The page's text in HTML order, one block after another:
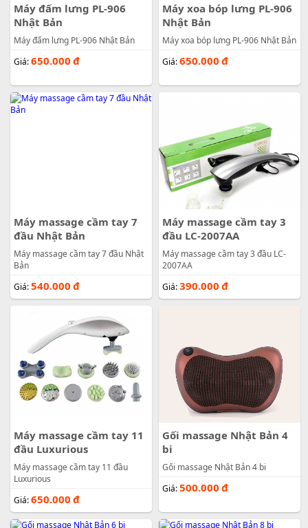
Máy đấm lưng PL-906
Nhật Bản
Máy đấm lưng PL-906 Nhật Bản
Giá:650.000 đ
Máy xoa bóp lưng PL-906
Nhật Bản
Máy xoa bóp lưng PL-906 Nhật Bản
Giá:650.000 đ
Máy massage cầm tay 7
đầu Nhật Bản
Máy massage cầm tay 7 đầu Nhật
Bản
Giá:540.000 đ
Máy massage cầm tay 3
đầu LC-2007AA
Máy massage cầm tay 3 đầu LC-
2007AA
Giá:390.000 đ
Máy massage cầm tay 11
đầu Luxurious
Máy massage cầm tay 11 đầu
Luxurious
Giá:650.000 đ
Gối massage Nhật Bản 4
bi
Gối massage Nhật Bản 4 bi
Giá:500.000 đ